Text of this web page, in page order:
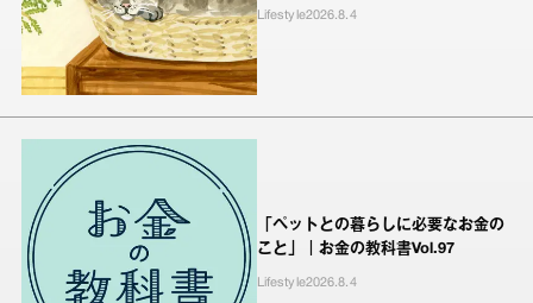
Lifestyle2026.8.4
「ペットとの暮らしに必要なお金の
こと」｜お金の教科書Vol.97
Lifestyle2026.8.4